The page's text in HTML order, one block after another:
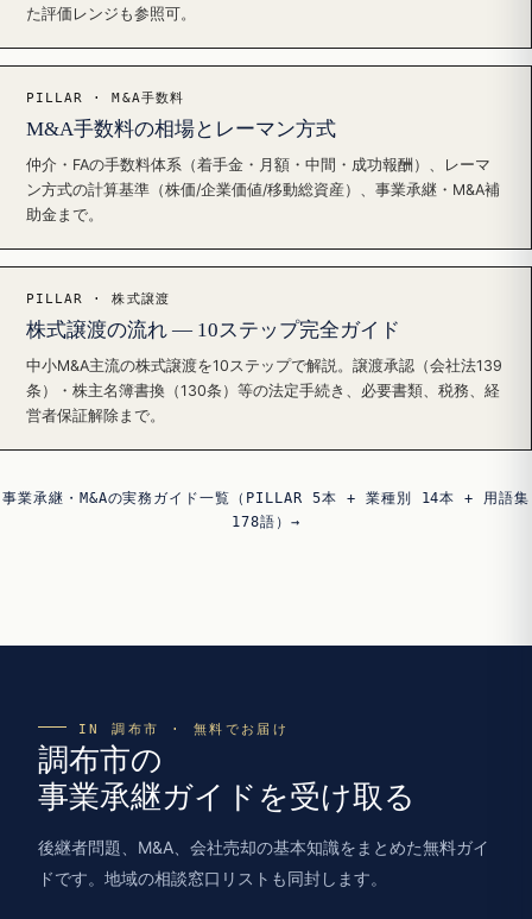
た評価レンジも参照可。
PILLAR · M&A手数料
M&A手数料の相場とレーマン方式
仲介・FAの手数料体系（着手金・月額・中間・成功報酬）、レーマ
ン方式の計算基準（株価/企業価値/移動総資産）、事業承継・M&A補
助金まで。
PILLAR · 株式譲渡
株式譲渡の流れ — 10ステップ完全ガイド
中小M&A主流の株式譲渡を10ステップで解説。譲渡承認（会社法139
条）・株主名簿書換（130条）等の法定手続き、必要書類、税務、経
営者保証解除まで。
事業承継・M&Aの実務ガイド一覧（PILLAR 5本 + 業種別 14本 + 用語集
178語）→
IN 調布市 · 無料でお届け
調布市の
事業承継ガイドを受け取る
後継者問題、M&A、会社売却の基本知識をまとめた無料ガイ
ドです。地域の相談窓口リストも同封します。